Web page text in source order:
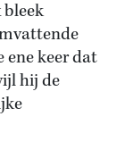
keer dat
hij de